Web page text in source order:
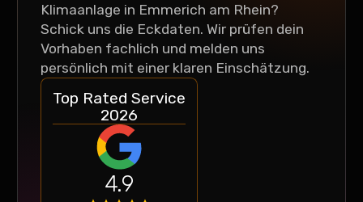
Klimaanlage in Emmerich am Rhein?
Schick uns die Eckdaten. Wir prüfen dein
Vorhaben fachlich und melden uns
persönlich mit einer klaren Einschätzung.
Top Rated Service
2026
4.9